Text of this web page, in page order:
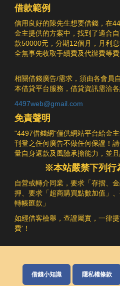
借款範例
信用良好的陳先生想要借錢，在
金主提供的方案中，找到了適合
款50000元，分期12個月，月利
全無事先收取手續費及代辦費等費
相關借錢廣告/需求，須由各會員
本借貸平台服務，借貸資訊需洽各
4497web@gmail.com
免責聲明
"4497借錢網"僅供網站平台給金
刊登之任何廣告不做任何保證！
量自身還款及風險承擔能力，並且
※本站嚴禁下列
自營或轉介同業，要求「存摺、
押、要求「超商購買點數加值」
轉帳匯款」
如經借客檢舉，查證屬實，一律
費'！
借錢小知識 隱私權條款